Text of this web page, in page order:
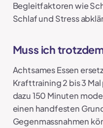
Begleitfaktoren wie
Schlaf und Stress
Muss ich
Achtsames Essen
Krafttraining 2 bis 3
dazu 150 Minuten
einen handfesten
Gegenmassnahmen